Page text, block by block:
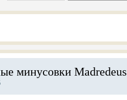
минусовки Madredeus